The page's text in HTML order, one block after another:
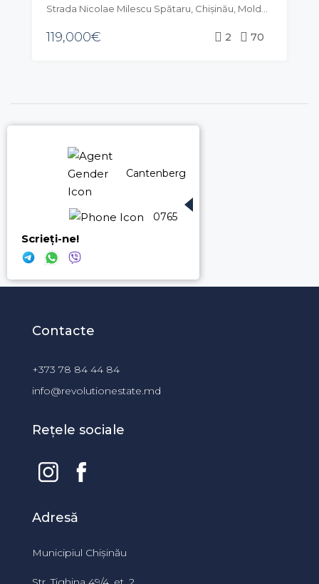
119,000€ 2 70
Cantenberg Roman 076501225
076501225
Scrieți-ne!
Contacte
+373 78 84 44 84
info@revolutionestate.md
Rețele sociale
Adresă
Municipiul Chișinău